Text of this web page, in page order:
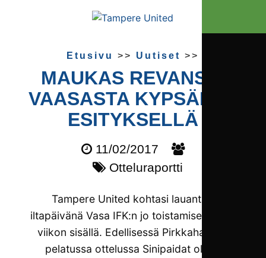
Etusivu >> Uutiset >>
MAUKAS REVANSSI
VAASASTA KYPSÄLLÄ
ESITYKSELLÄ
11/02/2017
Otteluraportti
Tampere United kohtasi lauantai-
iltapäivänä Vasa IFK:n jo toistamisen parin
viikon sisällä. Edellisessä Pirkkahallissa
pelatussa ottelussa Sinipaidat olivat